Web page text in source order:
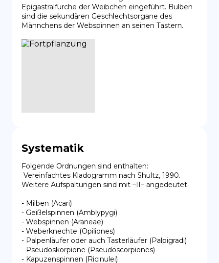
Epigastralfurche der Weibchen eingeführt. Bulben
sind die sekundären Geschlechtsorgane des
Männchens der Webspinnen an seinen Tastern.
Systematik
Folgende Ordnungen sind enthalten:
Weitere Aufspaltungen sind mit –II– angedeutet.
- Milben (Acari)
- Geißelspinnen (Amblypygi)
- Webspinnen (Araneae)
- Weberknechte (Opiliones)
- Palpenläufer oder auch Tasterläufer (Palpigradi)
- Pseudoskorpione (Pseudoscorpiones)
- Kapuzenspinnen (Ricinulei)